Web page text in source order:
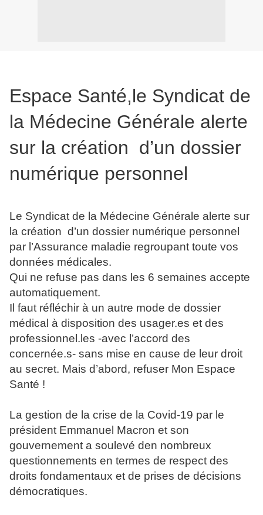
Espace Santé,le Syndicat de
la Médecine Générale alerte
sur la création d’un dossier
numérique personnel
Le Syndicat de la Médecine Générale alerte sur
la création d’un dossier numérique personnel
par l’Assurance maladie regroupant toute vos
données médicales.
Qui ne refuse pas dans les 6 semaines accepte
automatiquement.
Il faut réfléchir à un autre mode de dossier
médical à disposition des usager.es et des
professionnel.les -avec l’accord des
concernée.s- sans mise en cause de leur droit
au secret. Mais d’abord, refuser Mon Espace
Santé !
La gestion de la crise de la Covid-19 par le
président Emmanuel Macron et son
gouvernement a soulevé den nombreux
questionnements en termes de respect des
droits fondamentaux et de prises de décisions
démocratiques.